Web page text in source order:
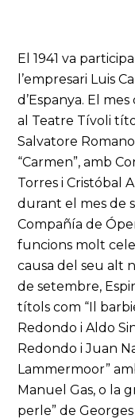
El 1941 va
l’empresari Luis
d’Espanya. El
al Teatre Tívoli
Salvatore
“Carmen”, amb
Torres i Cristóbal
durant el mes de
Compañía de
funcions molt
causa del seu alt
de setembre,
títols com “Il
Redondo i Aldo
Redondo i Juan
Lammermoor”
Manuel Gas, o la
perle” de